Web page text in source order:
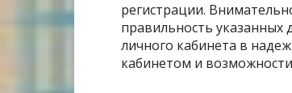
регистрации.
правильность указанных
личного кабинета в
кабинетом и